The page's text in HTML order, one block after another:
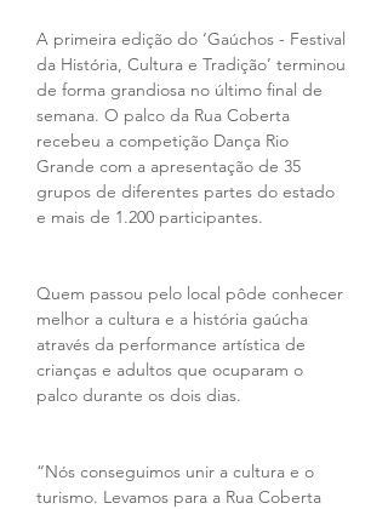
A primeira edição do ‘Gaúchos - Festival
da História, Cultura e Tradição’ terminou
de forma grandiosa no último final de
semana. O palco da Rua Coberta
recebeu a competição Dança Rio
Grande com a apresentação de 35
grupos de diferentes partes do estado
e mais de 1.200 participantes.
Quem passou pelo local pôde conhecer
melhor a cultura e a história gaúcha
através da performance artística de
crianças e adultos que ocuparam o
palco durante os dois dias.
“Nós conseguimos unir a cultura e o
turismo. Levamos para a Rua Coberta